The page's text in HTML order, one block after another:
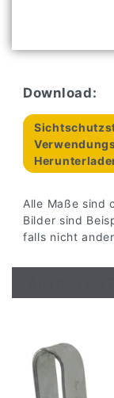
Download:
Alle Maße sind
Bilder sind
falls nicht